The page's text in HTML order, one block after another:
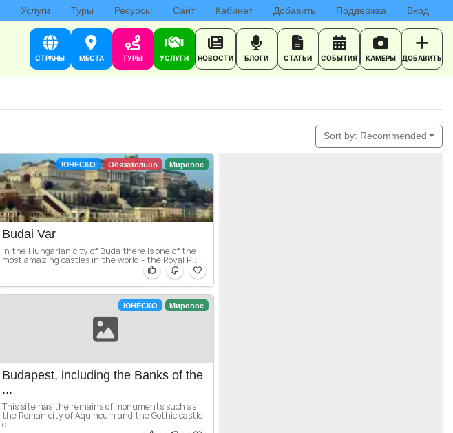
Услуги Туры Ресурсы Сайт Кабинет Добавить Поддержка Вход
СТРАНЫ МЕСТА ТУРЫ УСЛУГИ НОВОСТИ БЛОГИ СТАТЬИ СОБЫТИЯ КАМЕРЫ ДОБАВИТЬ
Sort by: Recommended
ЮНЕСКО Обязательно Мировое
Budai Var
In the Hungarian city of Buda there is one of the
most amazing castles in the world - the Royal P...
ЮНЕСКО Мировое
Budapest, including the Banks of the
...
This site has the remains of monuments such as
the Roman city of Aquincum and the Gothic castle
o...